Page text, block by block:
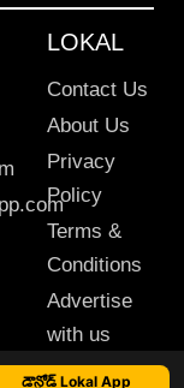
డౌన్లోడ్ Lokal App
LOKAL
Contact Us
About Us
Privacy
Policy
Terms &
Conditions
Advertise
with us
Sitemap